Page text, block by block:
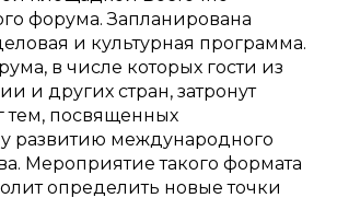
форума. Запланирована
и культурная программа.
в числе которых гости из
и других стран, затронут
тем, посвященных
развитию международного
Мероприятие такого формата
определить новые точки